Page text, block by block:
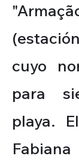
cuyo
para
playa.
Fabiana